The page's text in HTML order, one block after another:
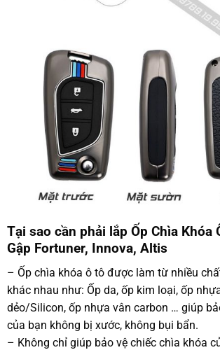
Tại sao cần phải lắp Ốp Chìa Khóa
Gập Fortuner, Innova, Altis
– Ốp chìa khóa ô tô được làm từ nhiều
khác nhau như: Ốp da, ốp kim loại, ốp
dẻo/Silicon, ốp nhựa vân carbon … giúp
của bạn không bị xước, không bụi bẩn.
– Không chỉ giúp bảo vệ chiếc chìa khóa